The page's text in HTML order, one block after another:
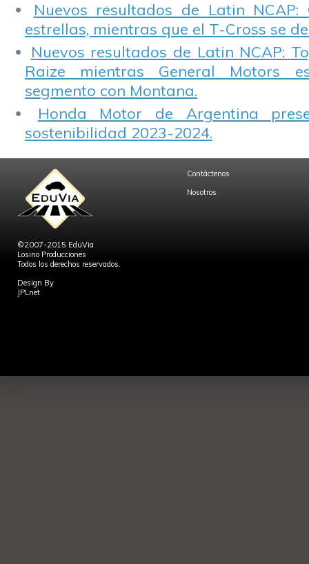
Nuevos resultados de Latin NCAP:
estrellas, mientras que el T-Cross se
Nuevos resultados de Latin NCAP:
Raize mientras General Motors
segmento con Montana.
Honda Motor de Argentina
sostenibilidad 2023-2024.
©2007-2015 EduVia
Losino Producciones
Todos los derechos reservados.
Design By
JPLnet
Contáctenos
Nosotros